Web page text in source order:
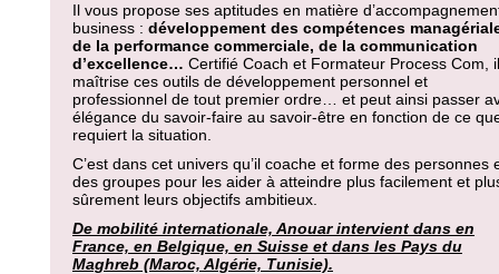
Il vous propose ses aptitudes en matière
business : développement des compétences
de la performance commerciale, de la communication
d’excellence… Certifié Coach et Formateur Process Com, il
maîtrise ces outils de développement personnel et
professionnel de tout premier ordre… et peut ainsi passer
élégance du savoir-faire au savoir-être en fonction de ce
requiert la situation.
C’est dans cet univers qu’il coache et forme des personnes
des groupes pour les aider à atteindre plus facilement et
sûrement leurs objectifs ambitieux.
De mobilité internationale, Anouar intervient dans en
France, en Belgique, en Suisse et dans les Pays du
Maghreb (Maroc, Algérie, Tunisie).